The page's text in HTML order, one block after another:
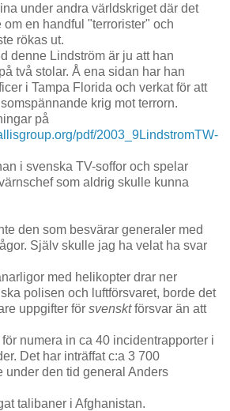
under andra världskriget där det
en handful "terrorister" och
rökas ut.
denne Lindström är ju att han
två stolar. Å ena sidan har han
i Tampa Florida och verkat för att
krig mot terrorn.
på
pdf/2003_9LindstromTW-
i svenska TV-soffor och spelar
som aldrig skulle kunna
den som besvärar generaler med
Själv skulle jag ha velat ha svar
med helikopter drar ner
polisen och luftförsvaret, borde det
uppgifter för svensktförsvar än att
numera in ca 40 incidentrapporter i
Det har inträffat c:a 3 700
under den tid general Anders
talibaner i Afghanistan.